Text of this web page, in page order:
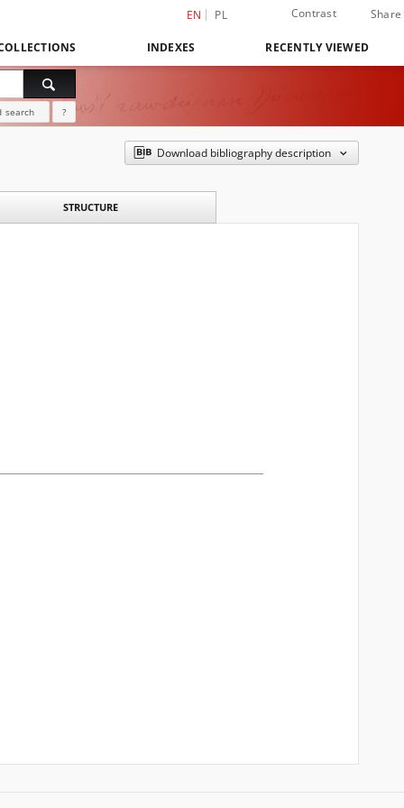
EN PL Contrast Share
INDEXES RECENTLY VIEWED
search ?
Download bibliography description
STRUCTURE